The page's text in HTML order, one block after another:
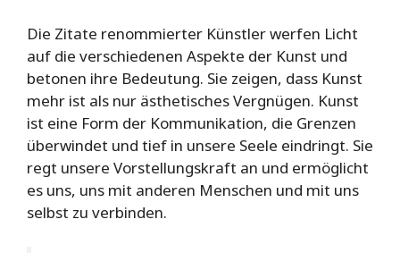
Die Zitate renommierter Künstler werfen Licht
auf die verschiedenen Aspekte der Kunst und
betonen ihre Bedeutung. Sie zeigen, dass Kunst
mehr ist als nur ästhetisches Vergnügen. Kunst
ist eine Form der Kommunikation, die Grenzen
überwindet und tief in unsere Seele eindringt. Sie
regt unsere Vorstellungskraft an und ermöglicht
es uns, uns mit anderen Menschen und mit uns
selbst zu verbinden.